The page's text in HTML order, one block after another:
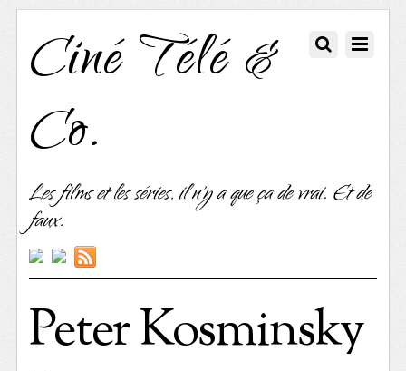
Ciné Télé &
Co.
Les films et les séries, il n'y a que ça de vrai. Et de
faux.
Peter Kosminsky